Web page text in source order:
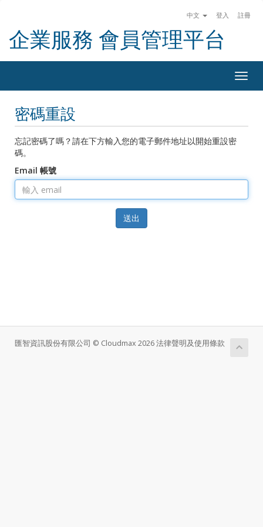
中文 登入 註冊
企業服務 會員管理平台
密碼重設
忘記密碼了嗎？請在下方輸入您的電子郵件地址以開始重設密
碼。
Email 帳號
送出
匯智資訊股份有限公司 © Cloudmax 2026 法律聲明及使用條款